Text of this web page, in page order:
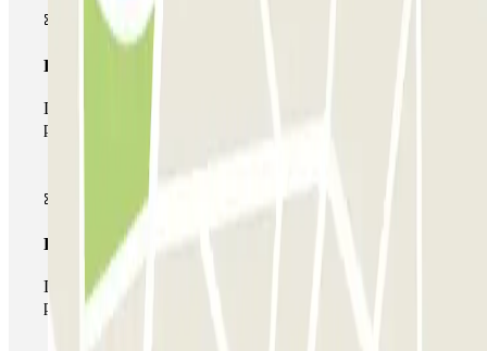
Pase básico
Durante tu estancia podrás entrar y salir una única vez al
parking
Pase multiparking
Durante tu estancia podrás hacer uso de toda la red de
parkings de este operador disponibles en Parclick.